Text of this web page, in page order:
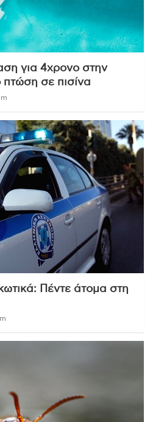
για 4χρονο στην
σε πισίνα
Πέντε άτομα στη